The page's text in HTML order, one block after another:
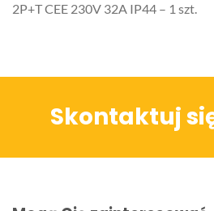
2P+T CEE 230V 32A IP44 – 1 szt.
Skontaktuj